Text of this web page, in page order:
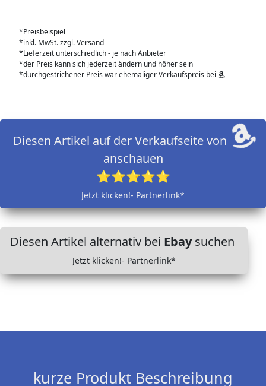
*Preisbeispiel
*inkl. MwSt. zzgl. Versand
*Lieferzeit unterschiedlich - je nach Anbieter
*der Preis kann sich jederzeit ändern und höher sein
*durchgestrichener Preis war ehemaliger Verkaufspreis bei
Diesen Artikel auf der Verkaufseite von
anschauen
⭐⭐⭐⭐⭐
Jetzt klicken!- Partnerlink*
Diesen Artikel alternativ bei Ebaysuchen
Jetzt klicken!- Partnerlink*
kurze Produkt Beschreibung